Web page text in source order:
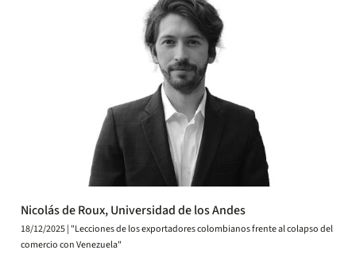
Nicolás de Roux, Universidad de los Andes
18/12/2025 | "Lecciones de los exportadores colombianos frente al colapso del
comercio con Venezuela"